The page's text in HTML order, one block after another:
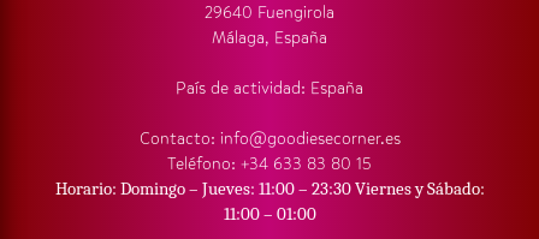
29640 Fuengirola
Málaga, España
País de actividad: España
Contacto: info@goodiesecorner.es
Teléfono: +34 633 83 80 15
Horario: Domingo – Jueves: 11:00 – 23:30 Viernes y Sábado:
11:00 – 01:00